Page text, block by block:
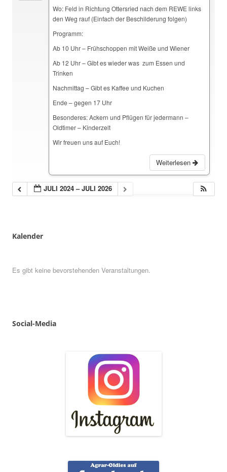
Wo: Feld in Richtung Ottersried nach dem REWE links
den Weg rauf (Einfach der Beschilderung folgen)
Programm:
Ab 10 Uhr – Frühschoppen mit Weiße und Wiener
Ab 12 Uhr – Gibt es wieder was zum Essen und
Trinken
Nachmittag – Gibt es Kaffee und Kuchen
Ende – gegen 17 Uhr
Besonderes: Ackern und Pflügen für jedermann –
Oldtimer – Kinderzelt
Wir freuen uns auf Euch!
Weiterlesen
JULI 2024 – JULI 2026
Kalender
Es gibt keine bevorstehenden Veranstaltungen.
Social-Media